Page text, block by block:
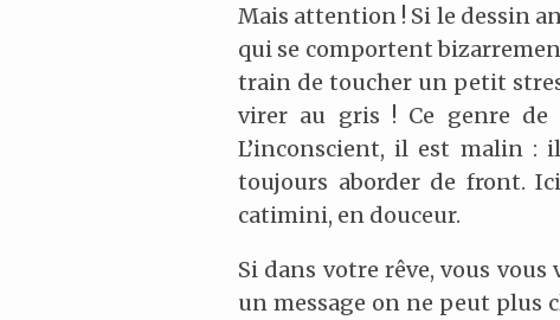
Mais attention ! Si le dessin
qui se comportent
train de toucher un petit
virer au gris ! Ce genre de
L’inconscient, il est malin :
toujours aborder de front.
catimini, en douceur.
Si dans votre rêve, vous vous
un message on ne peut plus